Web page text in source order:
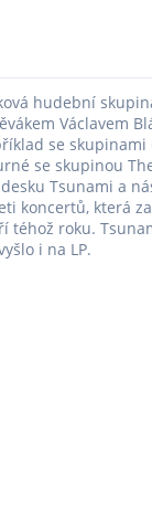
hudební
Václavem
se skupinami
se skupinou
Tsunami a
koncertů, která
téhož roku.
i na LP.